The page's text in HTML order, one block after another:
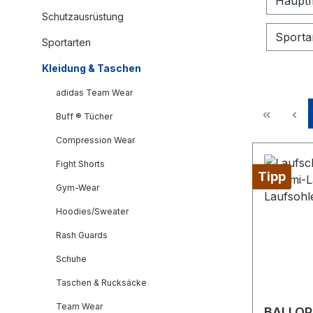
Schutzausrüstung
Sportarten
Kleidung & Taschen
adidas Team Wear
Buff ® Tücher
Compression Wear
Fight Shorts
Gym-Wear
Hoodies/Sweater
Rash Guards
Schuhe
Taschen & Rucksäcke
Team Wear
Tipp